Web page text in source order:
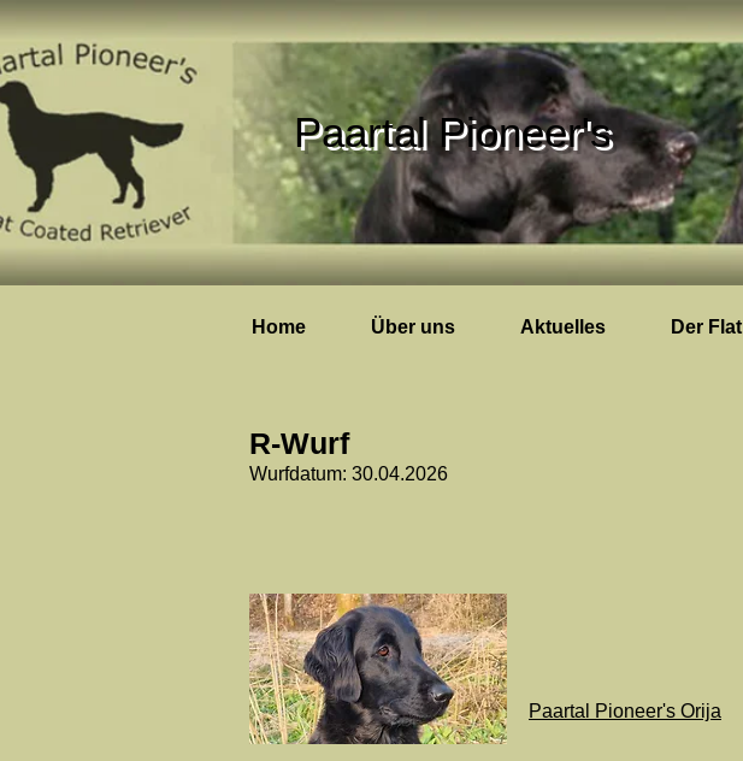
Paartal Pioneer's
Home Über uns Aktuelles Der Flat
R-Wurf
Wurfdatum: 30.04.2026
Paartal Pioneer's Orija